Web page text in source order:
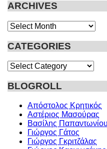
ARCHIVES
Archives
CATEGORIES
Categories
BLOGROLL
Απόστολος Κρητικός
Αστέριος Μασούρας
Βασίλης Παπαντωνίου
Γιώργος Γάτος
Γιώργος Γκριτζάλας